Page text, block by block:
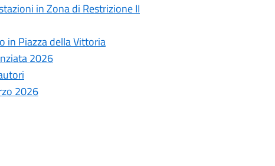
in Zona di Restrizione II
in Piazza della Vittoria
2026
2026